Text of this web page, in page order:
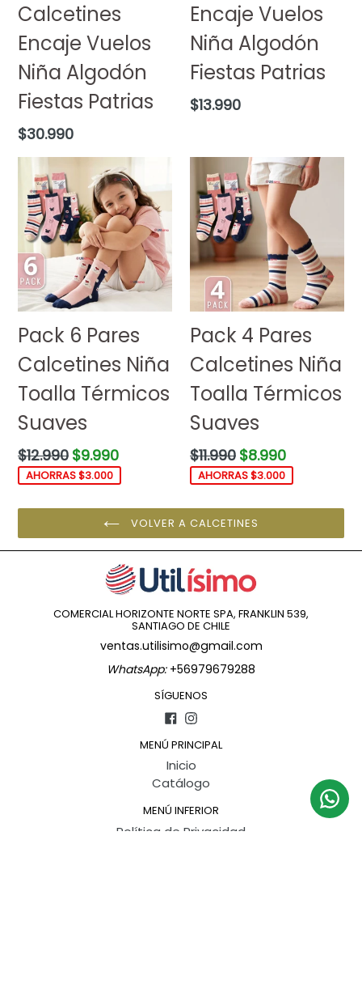
Calcetines
Encaje Vuelos
Niña Algodón
Fiestas Patrias
Precio
$30.990
Encaje Vuelos
Niña Algodón
Fiestas Patrias
Precio
$13.990
Pack 6 Pares
Calcetines Niña
Toalla Térmicos
Suaves
Precio
habitual
$12.990 $9.990
AHORRAS $3.000
Pack 4 Pares
Calcetines Niña
Toalla Térmicos
Suaves
Precio
habitual
$11.990 $8.990
AHORRAS $3.000
VOLVER A CALCETINES
COMERCIAL HORIZONTE NORTE SPA, FRANKLIN 539,
SANTIAGO DE CHILE
ventas.utilisimo@gmail.com
WhatsApp: +56979679288
SÍGUENOS
Facebook
Instagram
MENÚ PRINCIPAL
Inicio
Catálogo
MENÚ INFERIOR
Política de Privacidad